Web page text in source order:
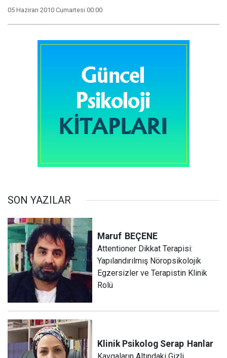
05 Haziran 2010 Cumartesi 00:00
SON YAZILAR
Maruf BEÇENE
Attentioner Dikkat Terapisi:
Yapılandırılmış Nöropsikolojik
Egzersizler ve Terapistin Klinik
Rolü
Klinik Psikolog Serap Hanlar